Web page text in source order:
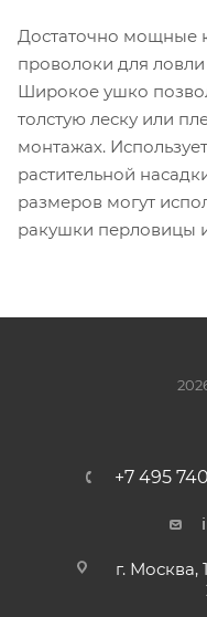
Достаточно мощные
проволоки для
Широкое ушко
толстую леску или
монтажах.
растительной
размеров могут
ракушки перловицы
+7 495
г.